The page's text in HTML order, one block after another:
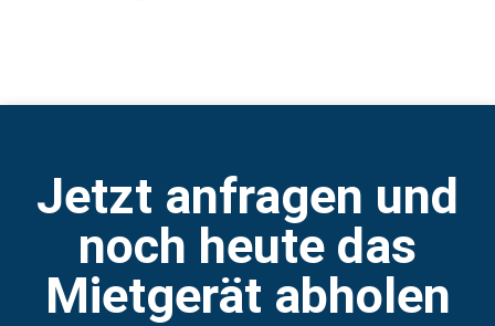
Jetzt anfragen und
noch heute das
Mietgerät abholen